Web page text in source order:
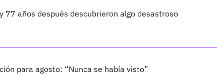
77 años después descubrieron algo desastroso
para agosto: “Nunca se había visto”